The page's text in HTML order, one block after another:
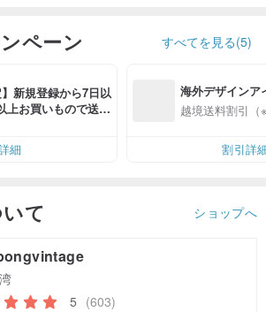
ペーン すべてを見る(5)
】新規登録から7日以
上お買いもので送料
細
海外デザインア
入
越境送料割引（
割引詳
て ショップへ
5 (603)